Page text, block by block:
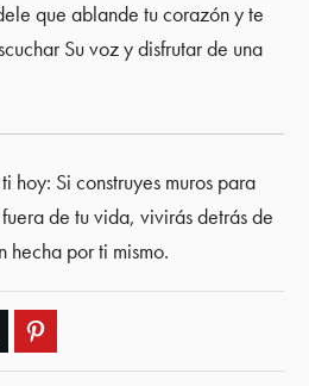
que ablande tu corazón y te
Su voz y disfrutar de una
hoy: Si construyes muros para
de tu vida, vivirás detrás de
hecha por ti mismo.
Twitter